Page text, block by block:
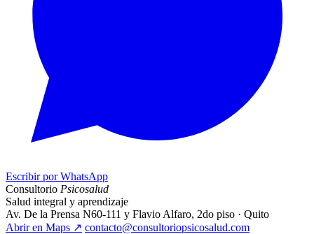
Escribir por WhatsApp
Consultorio Psicosalud
Salud integral y aprendizaje
Av. De la Prensa N60-111 y Flavio Alfaro, 2do piso · Quito
Abrir en Maps ↗ contacto@consultoriopsicosalud.com